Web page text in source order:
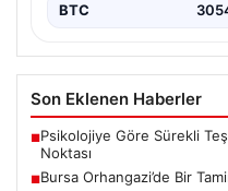
BTC
Son Eklenen Haberler
■Psikolojiye Göre Sürekli
Noktası
■Bursa Orhangazi’de Bir